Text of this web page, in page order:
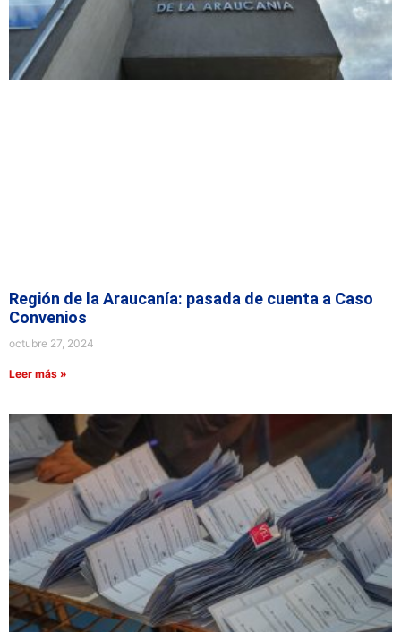
Región de la Araucanía: pasada de cuenta a Caso
Convenios
octubre 27, 2024
Leer más »